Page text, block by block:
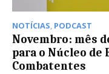
NOTÍCIAS, PODCAST
Novembro: mês
para o Núcleo de
Combatentes